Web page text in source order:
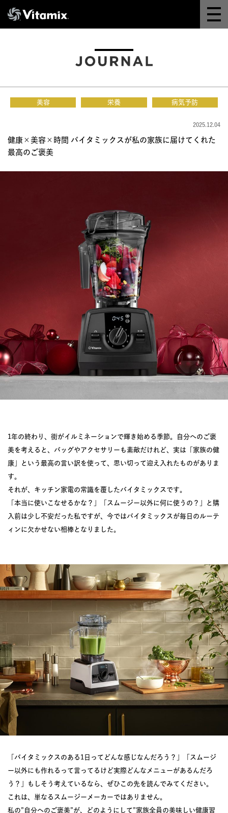
オンラインストア
レシピ
よくある質問
JOURNAL
レビュー
美容 栄養 病気予防
2025.12.04
健康×美容×時間 バイタミックスが私の家族に届けてくれた
最高のご褒美
1年の終わり、街がイルミネーションで輝き始める季節。自分へのご褒
美を考えると、バッグやアクセサリーも素敵だけれど、実は「家族の健
康」という最高の言い訳を使って、思い切って迎え入れたものがありま
す。
それが、キッチン家電の常識を覆したバイタミックスです。
「本当に使いこなせるかな？」「スムージー以外に何に使うの？」と購
入前は少し不安だった私ですが、今ではバイタミックスが毎日のルーテ
ィンに欠かせない相棒となりました。
「バイタミックスのある1日ってどんな感じなんだろう？」「スムージ
ー以外にも作れるって言ってるけど実際どんなメニューがあるんだろ
う？」もしそう考えているなら、ぜひこの先を読んでみてください。
これは、単なるスムージーメーカーではありません。
私の”自分へのご褒美”が、どのようにして”家族全員の美味しい健康習